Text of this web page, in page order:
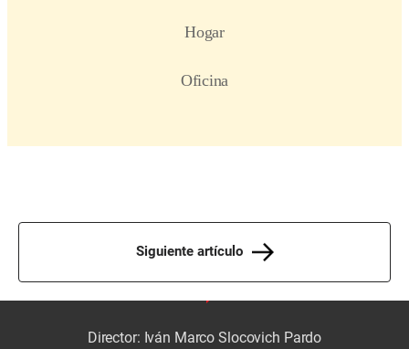
Siguiente artículo
Director: Iván Marco Slocovich Pardo